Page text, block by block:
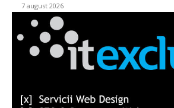
7 august 2026